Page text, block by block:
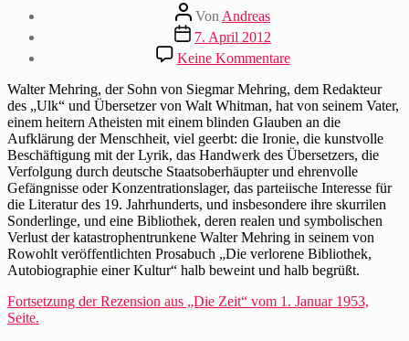
Beitragsautor
Von Andreas
Beitragsdatum
7. April 2012
Keine Kommentarezu
Hermann
Kesten
freut
sich
über
Mehrings
„Verlorene
Bibliothek“
Walter Mehring, der Sohn von Siegmar Mehring, dem Redakteur
des „Ulk“ und Übersetzer von Walt Whitman, hat von seinem Vater,
einem heitern Atheisten mit einem blinden Glauben an die
Aufklärung der Menschheit, viel geerbt: die Ironie, die kunstvolle
Beschäftigung mit der Lyrik, das Handwerk des Übersetzers, die
Verfolgung durch deutsche Staatsoberhäupter und ehrenvolle
Gefängnisse oder Konzentrationslager, das parteiische Interesse für
die Literatur des 19. Jahrhunderts, und insbesondere ihre skurrilen
Sonderlinge, und eine Bibliothek, deren realen und symbolischen
Verlust der katastrophentrunkene Walter Mehring in seinem von
Rowohlt veröffentlichten Prosabuch „Die verlorene Bibliothek,
Autobiographie einer Kultur“ halb beweint und halb begrüßt.
Fortsetzung der Rezension aus „Die Zeit“ vom 1. Januar 1953,
Seite.